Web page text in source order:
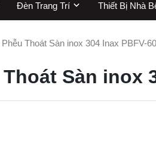
Đèn Trang Trí Thiết Bị Nhà
Phễu Thoát Sàn inox 304 Inax PBFV-
Sàn inox